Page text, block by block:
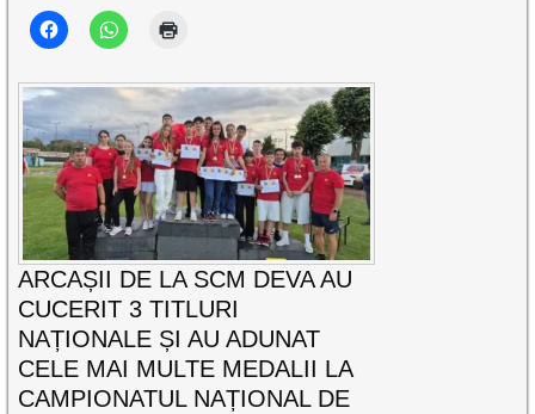
ARCAȘII DE LA SCM DEVA AU
CUCERIT 3 TITLURI
NAȚIONALE ȘI AU ADUNAT
CELE MAI MULTE MEDALII LA
CAMPIONATUL NAȚIONAL DE